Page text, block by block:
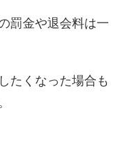
罰金や退会料は一
たくなった場合も